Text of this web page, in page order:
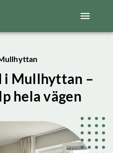
i Mullhyttan –
hela vägen